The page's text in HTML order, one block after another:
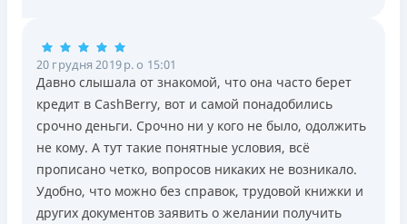
20 грудня 2019 р. о 15:01
Давно слышала от знакомой, что она часто берет
кредит в CashBerry, вот и самой понадобились
срочно деньги. Срочно ни у кого не было, одолжить
не кому. А тут такие понятные условия, всё
прописано четко, вопросов никаких не возникало.
Удобно, что можно без справок, трудовой книжки и
других документов заявить о желании получить